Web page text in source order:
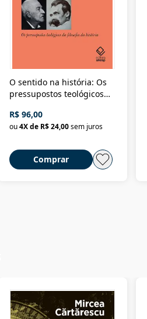
O sentido na história: Os
pressupostos teológicos
R$ 96,00
ou4X de R$ 24,00sem juros
Comprar